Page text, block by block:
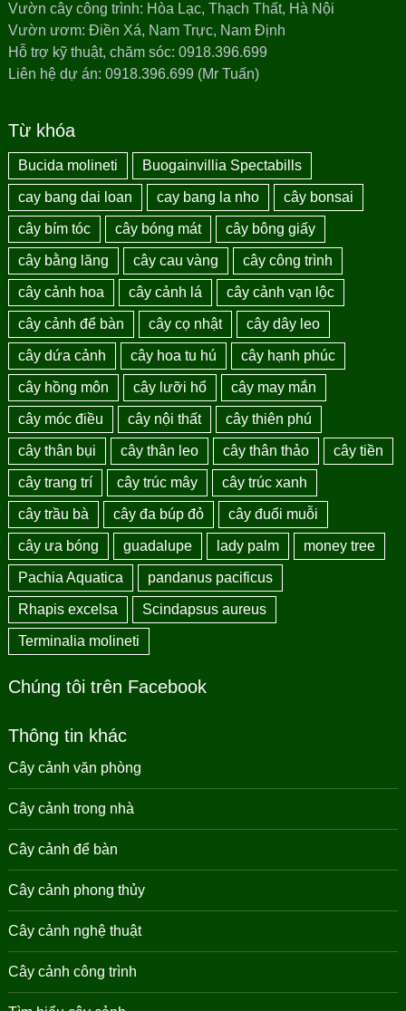
Vườn cây công trình: Hòa Lạc, Thạch Thất, Hà Nội
Vườn ươm: Điền Xá, Nam Trực, Nam Định
Hỗ trợ kỹ thuật, chăm sóc: 0918.396.699
Liên hệ dự án: 0918.396.699 (Mr Tuấn)
Từ khóa
Bucida molineti Buogainvillia Spectabills
cay bang dai loan cay bang la nho cây bonsai
cây bím tóc cây bóng mát cây bông giấy
cây bằng lăng cây cau vàng cây công trình
cây cảnh hoa cây cảnh lá cây cảnh vạn lộc
cây cảnh để bàn cây cọ nhật cây dây leo
cây dứa cảnh cây hoa tu hú cây hạnh phúc
cây hồng môn cây lưỡi hổ cây may mắn
cây móc điều cây nội thất cây thiên phú
cây thân bụi cây thân leo cây thân thảo cây tiền
cây trang trí cây trúc mây cây trúc xanh
cây trầu bà cây đa búp đỏ cây đuổi muỗi
cây ưa bóng guadalupe lady palm money tree
Pachia Aquatica pandanus pacificus
Rhapis excelsa Scindapsus aureus
Terminalia molineti
Chúng tôi trên Facebook
Thông tin khác
Cây cảnh văn phòng
Cây cảnh trong nhà
Cây cảnh để bàn
Cây cảnh phong thủy
Cây cảnh nghệ thuật
Cây cảnh công trình